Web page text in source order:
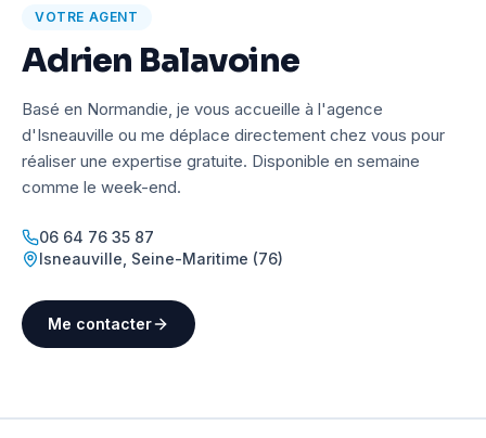
VOTRE AGENT
Adrien Balavoine
Basé en Normandie, je vous accueille à l'agence
d'Isneauville ou me déplace directement chez vous pour
réaliser une expertise gratuite. Disponible en semaine
comme le week-end.
06 64 76 35 87
Isneauville Seine-Maritime (76)
Me contacter